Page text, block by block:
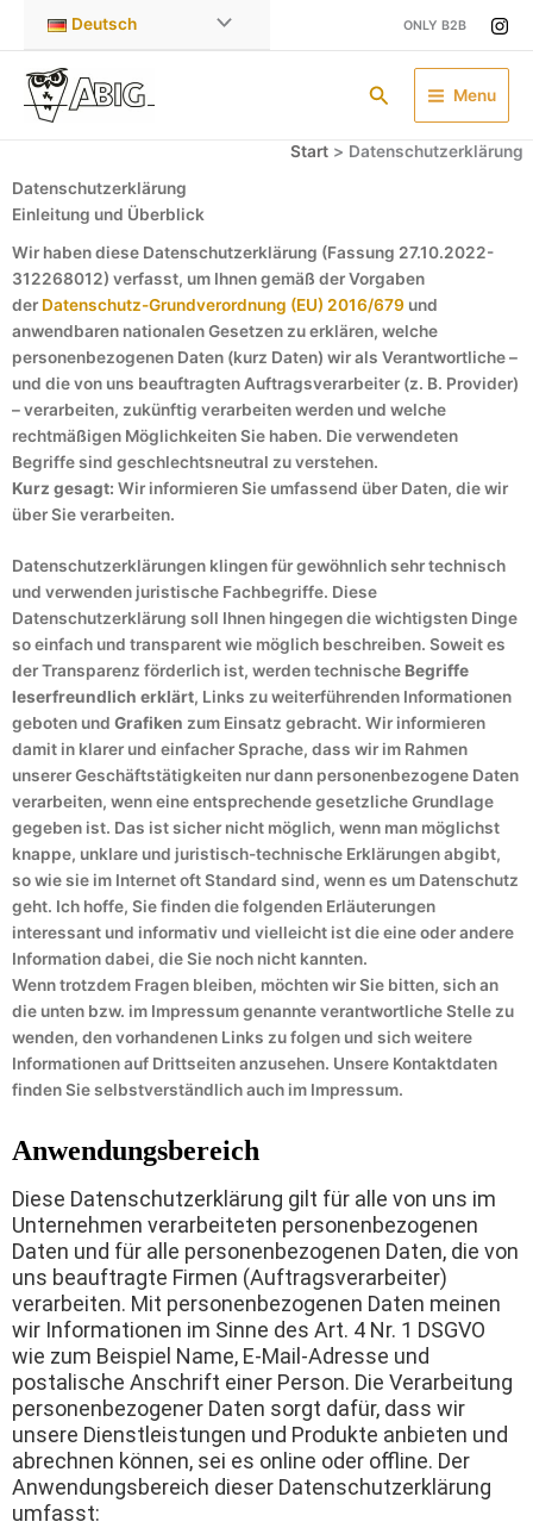
springen
Deutsch ONLY B2B
Suchen Menu
Start
Datenschutzerklärung
Datenschutzerklärung
Einleitung und Überblick
Wir haben diese Datenschutzerklärung (Fassung 27.10.2022-
312268012) verfasst, um Ihnen gemäß der Vorgaben
der Datenschutz-Grundverordnung (EU) 2016/679 und
anwendbaren nationalen Gesetzen zu erklären, welche
personenbezogenen Daten (kurz Daten) wir als Verantwortliche –
und die von uns beauftragten Auftragsverarbeiter (z. B. Provider)
– verarbeiten, zukünftig verarbeiten werden und welche
rechtmäßigen Möglichkeiten Sie haben. Die verwendeten
Begriffe sind geschlechtsneutral zu verstehen.
Kurz gesagt: Wir informieren Sie umfassend über Daten, die wir
über Sie verarbeiten.
Datenschutzerklärungen klingen für gewöhnlich sehr technisch
und verwenden juristische Fachbegriffe. Diese
Datenschutzerklärung soll Ihnen hingegen die wichtigsten Dinge
so einfach und transparent wie möglich beschreiben. Soweit es
der Transparenz förderlich ist, werden technische Begriffe
leserfreundlich erklärt, Links zu weiterführenden Informationen
geboten und Grafiken zum Einsatz gebracht. Wir informieren
damit in klarer und einfacher Sprache, dass wir im Rahmen
unserer Geschäftstätigkeiten nur dann personenbezogene Daten
verarbeiten, wenn eine entsprechende gesetzliche Grundlage
gegeben ist. Das ist sicher nicht möglich, wenn man möglichst
knappe, unklare und juristisch-technische Erklärungen abgibt,
so wie sie im Internet oft Standard sind, wenn es um Datenschutz
geht. Ich hoffe, Sie finden die folgenden Erläuterungen
interessant und informativ und vielleicht ist die eine oder andere
Information dabei, die Sie noch nicht kannten.
Wenn trotzdem Fragen bleiben, möchten wir Sie bitten, sich an
die unten bzw. im Impressum genannte verantwortliche Stelle zu
wenden, den vorhandenen Links zu folgen und sich weitere
Informationen auf Drittseiten anzusehen. Unsere Kontaktdaten
finden Sie selbstverständlich auch im Impressum.
Anwendungsbereich
Diese Datenschutzerklärung gilt für alle von uns im
Unternehmen verarbeiteten personenbezogenen
Daten und für alle personenbezogenen Daten, die von
uns beauftragte Firmen (Auftragsverarbeiter)
verarbeiten. Mit personenbezogenen Daten meinen
wir Informationen im Sinne des Art. 4 Nr. 1 DSGVO
wie zum Beispiel Name, E-Mail-Adresse und
postalische Anschrift einer Person. Die Verarbeitung
personenbezogener Daten sorgt dafür, dass wir
unsere Dienstleistungen und Produkte anbieten und
abrechnen können, sei es online oder offline. Der
Anwendungsbereich dieser Datenschutzerklärung
umfasst: